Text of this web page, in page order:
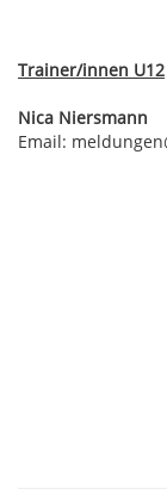
Trainer/innen U12
Nica Niersmann
Email: